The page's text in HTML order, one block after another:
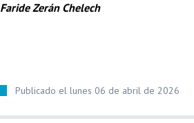
Faride Zerán Chelech
Publicado el lunes 06 de abril de 2026